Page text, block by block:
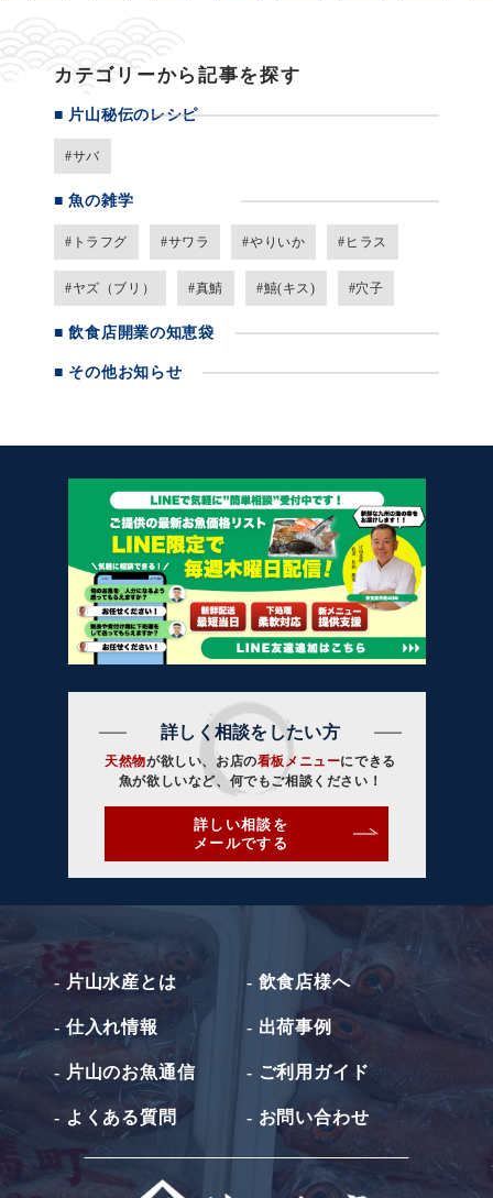
カテゴリーから記事を探す
■ 片山秘伝のレシピ
#サバ
■魚の雑学
#トラフグ #サワラ #やりいか #ヒラス
#ヤズ（ブリ） #真鯖 #鱚(キス) #穴子
■飲食店開業の知恵袋
■ その他お知らせ
詳しく相談をしたい方
天然物が欲しい、お店の看板メニューにできる
魚が欲しいなど、何でもご相談ください！
詳しい相談を
メールでする
- 片山水産とは - 飲食店様へ
- 仕入れ情報 - 出荷事例
- 片山のお魚通信 - ご利用ガイド
- よくある質問 - お問い合わせ